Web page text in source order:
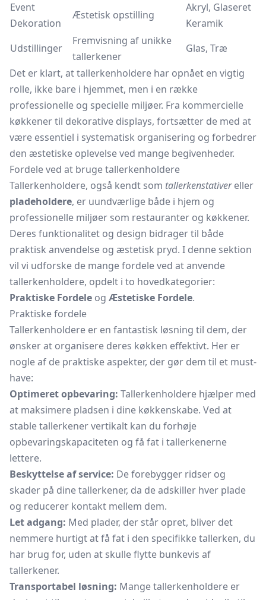
Event
Dekoration
Æstetisk opstilling
Akryl, Glaseret
Keramik
Udstillinger
Fremvisning af unikke
tallerkener
Glas, Træ
Det er klart, at tallerkenholdere har opnået en vigtig
rolle, ikke bare i hjemmet, men i en række
professionelle og specielle miljøer. Fra kommercielle
køkkener til dekorative displays, fortsætter de med at
være essentiel i systematisk organisering og forbedrer
den æstetiske oplevelse ved mange begivenheder.
Fordele ved at bruge tallerkenholdere
Tallerkenholdere, også kendt som tallerkenstativereller
pladeholdere, er uundværlige både i hjem og
professionelle miljøer som restauranter og køkkener.
Deres funktionalitet og design bidrager til både
praktisk anvendelse og æstetisk pryd. I denne sektion
vil vi udforske de mange fordele ved at anvende
tallerkenholdere, opdelt i to hovedkategorier:
Praktiske Fordele og Æstetiske Fordele.
Praktiske fordele
Tallerkenholdere er en fantastisk løsning til dem, der
ønsker at organisere deres køkken effektivt. Her er
nogle af de praktiske aspekter, der gør dem til et must-
have:
Optimeret opbevaring: Tallerkenholdere hjælper med
at maksimere pladsen i dine køkkenskabe. Ved at
stable tallerkener vertikalt kan du forhøje
opbevaringskapaciteten og få fat i tallerkenerne
lettere.
Beskyttelse af service: De forebygger ridser og
skader på dine tallerkener, da de adskiller hver plade
og reducerer kontakt mellem dem.
Let adgang: Med plader, der står opret, bliver det
nemmere hurtigt at få fat i den specifikke tallerken, du
har brug for, uden at skulle flytte bunkevis af
tallerkener.
Transportabel løsning: Mange tallerkenholdere er